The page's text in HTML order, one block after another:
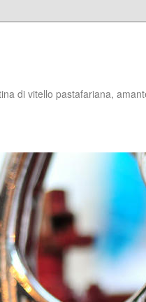
di vitello pastafariana,